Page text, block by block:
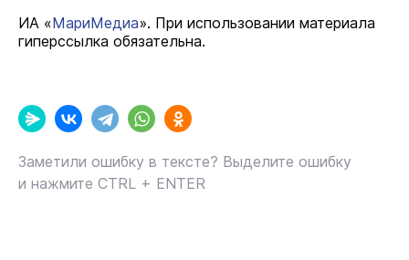
ИА «МариМедиа». При использовании материала
гиперссылка обязательна.
Заметили ошибку в тексте? Выделите ошибку
и нажмите CTRL + ENTER